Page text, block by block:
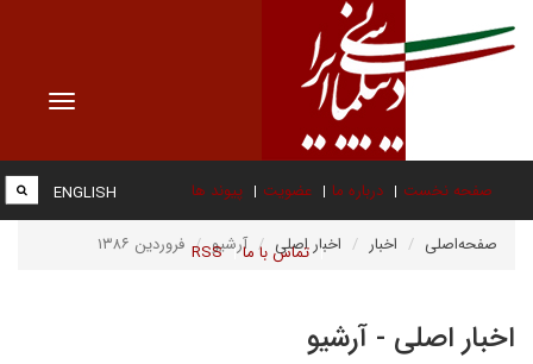
Toggle
صفحه نخست درباره ما عضویت پیوند ها
تماس با ما RSS
ENGLISH
صفحه‌اصلی اخبار اخبار اصلی آرشیو فروردین ۱۳۸۶
اخبار اصلی - آرشیو